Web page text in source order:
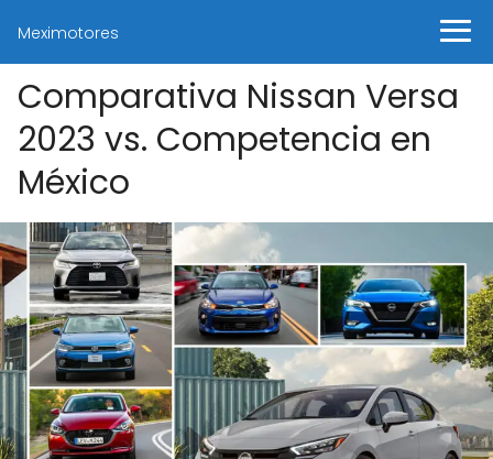
Meximotores
Comparativa Nissan Versa
2023 vs. Competencia en
México